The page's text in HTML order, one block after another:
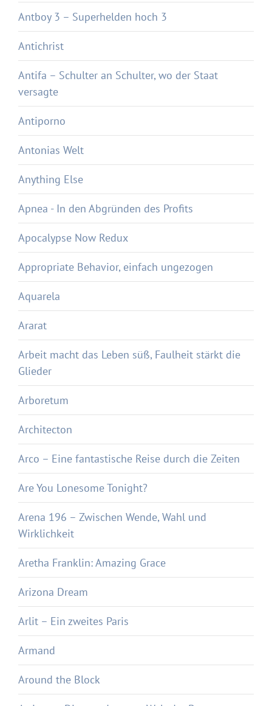
Antboy 3 – Superhelden hoch 3
Antichrist
Antifa – Schulter an Schulter, wo der Staat
versagte
Antiporno
Antonias Welt
Anything Else
Apnea - In den Abgründen des Profits
Apocalypse Now Redux
Appropriate Behavior, einfach ungezogen
Aquarela
Ararat
Arbeit macht das Leben süß, Faulheit stärkt die
Glieder
Arboretum
Architecton
Arco – Eine fantastische Reise durch die Zeiten
Are You Lonesome Tonight?
Arena 196 – Zwischen Wende, Wahl und
Wirklichkeit
Aretha Franklin: Amazing Grace
Arizona Dream
Arlit – Ein zweites Paris
Armand
Around the Block